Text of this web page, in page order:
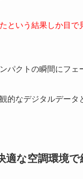
という結果しか目
パクトの瞬間にフ
的なデジタルデー
適な空調環境